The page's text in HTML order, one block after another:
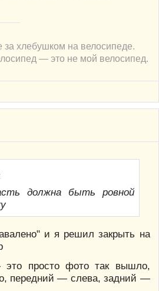
за хлебушком на велосипеде.
— это не мой велосипед.
должна быть ровной
и я решил закрыть на
просто фото так вышло,
передний — слева, задний —